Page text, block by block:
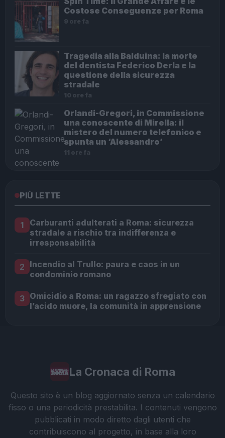
Costose Conseguenze per Roma
9 ore fa
Tragedia alla Balduina: la morte
del dentista Federico Derla e la
questione della sicurezza
stradale
10 ore fa
Orlandi-Gregori, in Commissione
una conoscente di Mirella: il
mistero del numero telefonico e
spunta un ‘Alessandro’
11 ore fa
PIÙ LETTE
1
Carburanti adulterati a Roma: sicurezza
stradale a rischio tra indifferenza e
irresponsabilità
2 Incendio al Trullo: paura e caos in un
condominio romano
3 Omicidio a Roma: un ragazzo sfregiato con
l’acido muore, la comunità in apprensione
La Cronaca di Roma
Questo sito è un blog aggiornato senza un calendario
fisso o una periodicità prestabilita. I contenuti vengono
pubblicati in modo diretto dagli utenti che
contribuiscono al progetto, in base alla loro